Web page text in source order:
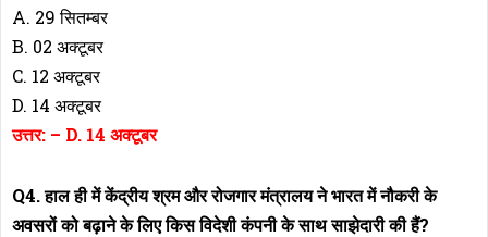
A. 29 सितम्बर
B. 02 अक्टूबर
C. 12 अक्टूबर
D. 14 अक्टूबर
उत्तर: – D. 14 अक्टूबर
Q4. हाल ही में केंद्रीय श्रम और रोजगार मंत्रालय ने भारत में नौकरी के
अवसरों को बढ़ाने के लिए किस विदेशी कंपनी के साथ साझेदारी की हैं?